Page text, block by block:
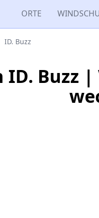
ORTE
ID. Buzz
ID. Buzz